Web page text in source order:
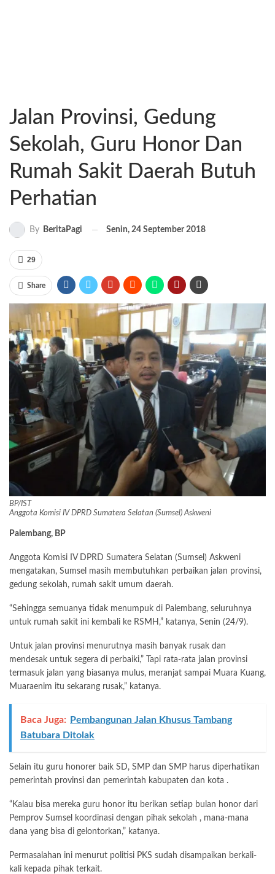
Jalan Provinsi, Gedung
Sekolah, Guru Honor Dan
Rumah Sakit Daerah Butuh
Perhatian
By BeritaPagi Senin, 24 September 2018
29
Share
BP/IST
Anggota Komisi IV DPRD Sumatera Selatan (Sumsel) Askweni
Palembang, BP
Anggota Komisi IV DPRD Sumatera Selatan (Sumsel) Askweni
mengatakan, Sumsel masih membutuhkan perbaikan jalan provinsi,
gedung sekolah, rumah sakit umum daerah.
“Sehingga semuanya tidak menumpuk di Palembang, seluruhnya
untuk rumah sakit ini kembali ke RSMH,” katanya, Senin (24/9).
Untuk jalan provinsi menurutnya masih banyak rusak dan
mendesak untuk segera di perbaiki,” Tapi rata-rata jalan provinsi
termasuk jalan yang biasanya mulus, meranjat sampai Muara Kuang,
Muaraenim itu sekarang rusak,” katanya.
Baca Juga: Pembangunan Jalan Khusus Tambang
Batubara Ditolak
Selain itu guru honorer baik SD, SMP dan SMP harus diperhatikan
pemerintah provinsi dan pemerintah kabupaten dan kota .
“Kalau bisa mereka guru honor itu berikan setiap bulan honor dari
Pemprov Sumsel koordinasi dengan pihak sekolah , mana-mana
dana yang bisa di gelontorkan,” katanya.
Permasalahan ini menurut politisi PKS sudah disampaikan berkali-
kali kepada pihak terkait.